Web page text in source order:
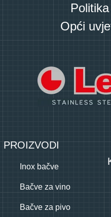
Opći
PROIZVODI
Inox bačve
Bačve za vino
Bačve za pivo